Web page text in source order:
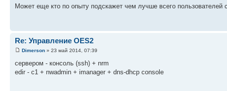
Может еще кто по опыту подскажет чем лучше всего пользователей
Re: Управление OES2
Dimerson » 23 май 2014, 07:39
сервером - консоль (ssh) + nrm
edir - c1 + nwadmin + imanager + dns-dhcp console